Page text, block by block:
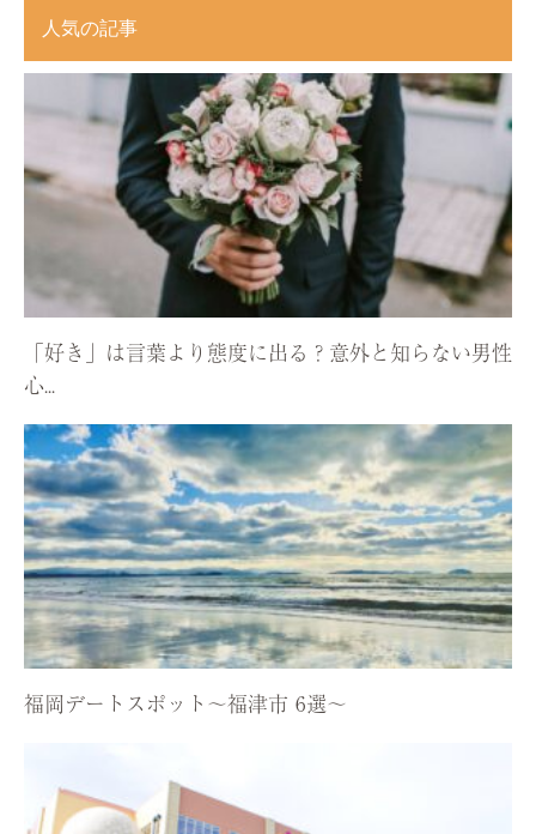
人気の記事
「好き」は言葉より態度に出る？意外と知らない男性
心...
福岡デートスポット〜福津市 6選〜